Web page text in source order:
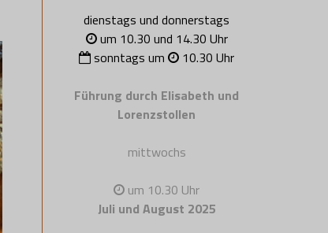
dienstags und donnerstags
um 10.30 und 14.30 Uhr
sonntags um
10.30 Uhr
Führung durch Elisabeth und
Lorenzstollen
mittwochs
um 10.30 Uhr
Juli und August 2025